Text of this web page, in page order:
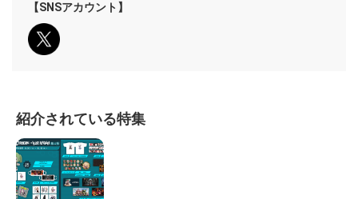
【SNSアカウント】
紹介されている特集